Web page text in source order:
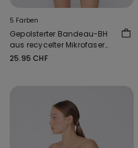
5 Farben
Gepolsterter Bandeau-BH
aus recycelter Mikrofaser
mit Ausschnitt
25.95 CHF